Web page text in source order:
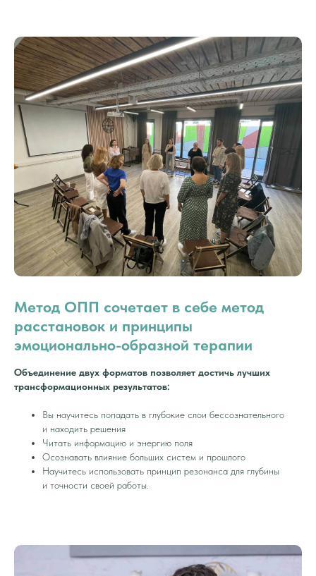
Метод ОПП сочетает в себе метод
расстановок и принципы
эмоционально-образной терапии
Объединение двух форматов позволяет достичь лучших
трансформационных результатов:
Вы научитесь попадать в глубокие слои бессознательного
и находить решения
Читать информацию и энергию поля
Осознавать влияние больших систем и прошлого
Научитесь использовать принцип резонанса для глубины
и точности своей работы.